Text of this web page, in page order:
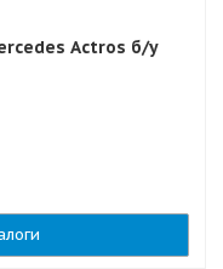
Actros б/у